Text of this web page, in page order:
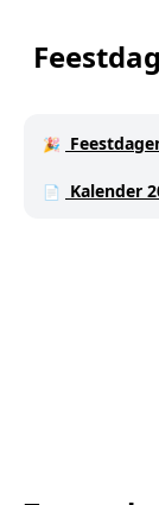
🎉
📄 Kalender